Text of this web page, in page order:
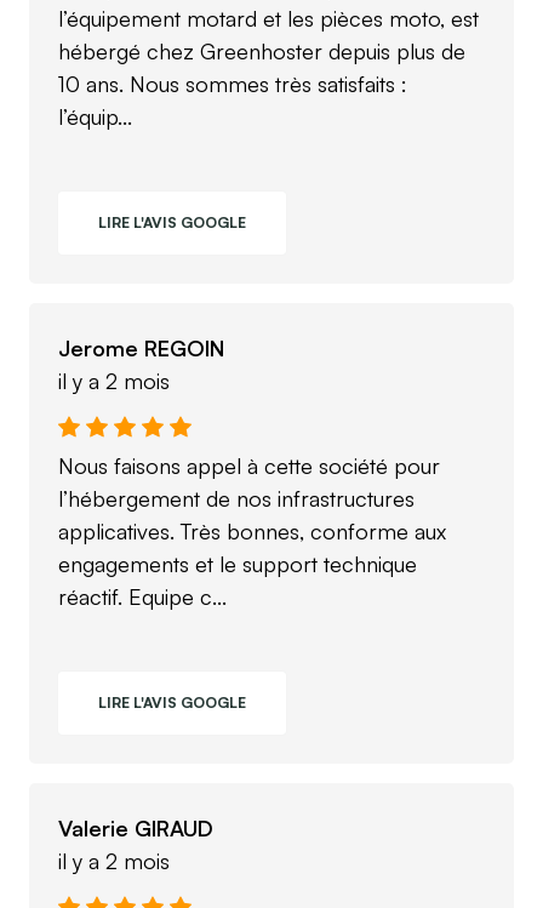
l’équipement motard et les pièces moto, est
hébergé chez Greenhoster depuis plus de
10 ans. Nous sommes très satisfaits :
l’équip...
LIRE L'AVIS GOOGLE
Jerome REGOIN
il y a 2 mois
Nous faisons appel à cette société pour
l’hébergement de nos infrastructures
applicatives. Très bonnes, conforme aux
engagements et le support technique
réactif. Equipe c...
LIRE L'AVIS GOOGLE
Valerie GIRAUD
il y a 2 mois